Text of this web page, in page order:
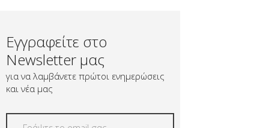
Εγγραφείτε στο
Newsletter μας
για να λαμβάνετε πρώτοι ενημερώσεις
και νέα μας